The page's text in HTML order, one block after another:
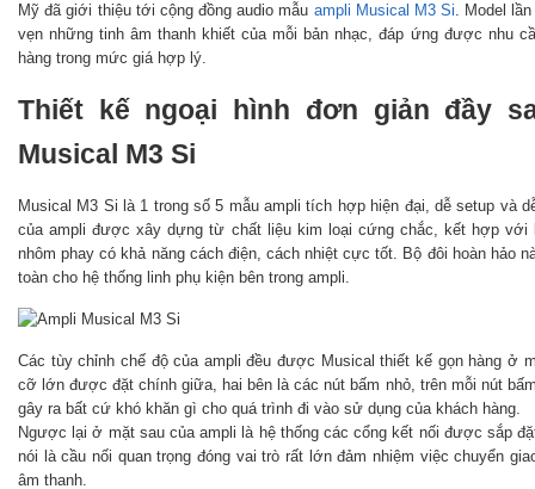
Mỹ đã giới thiệu tới cộng đồng audio mẫu ampli Musical M3 Si. Model
vẹn những tinh âm thanh khiết của mỗi bản nhạc, đáp ứng được nhu
hàng trong mức giá hợp lý.
Thiết kế ngoại hình đơn giản đầy
Musical M3 Si
Musical M3 Si là 1 trong số 5 mẫu ampli tích hợp hiện đại, dễ setup và
của ampli được xây dựng từ chất liệu kim loại cứng chắc, kết hợp
nhôm phay có khả năng cách điện, cách nhiệt cực tốt. Bộ đôi hoàn hảo
toàn cho hệ thống linh phụ kiện bên trong ampli.
Các tùy chỉnh chế độ của ampli đều được Musical thiết kế gọn hàng ở
cỡ lớn được đặt chính giữa, hai bên là các nút bấm nhỏ, trên mỗi nút
gây ra bất cứ khó khăn gì cho quá trình đi vào sử dụng của khách hàng.
Ngược lại ở mặt sau của ampli là hệ thống các cổng kết nối được sắp
nói là cầu nối quan trọng đóng vai trò rất lớn đảm nhiệm việc chuyển
âm thanh.